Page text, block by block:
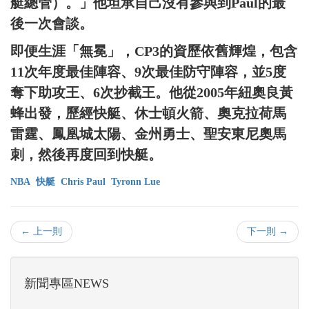
後一次會談。
即便生涯「無冕」，CP3的資歷依舊輝煌，包含
11次年度最佳陣容、9次最佳防守陣容，並5度
奪下助攻王、6次抄截王。他從2005年紐奧良黃
蜂出發，歷經快艇、休士頓火箭、奧克拉荷馬
雷霆、鳳凰城太陽、金州勇士、聖安東尼奧馬
刺，然後再度回到快艇。
NBA 快艇 Chris Paul Tyronn Lue
← 上一則 下一則 →
新聞專區NEWS